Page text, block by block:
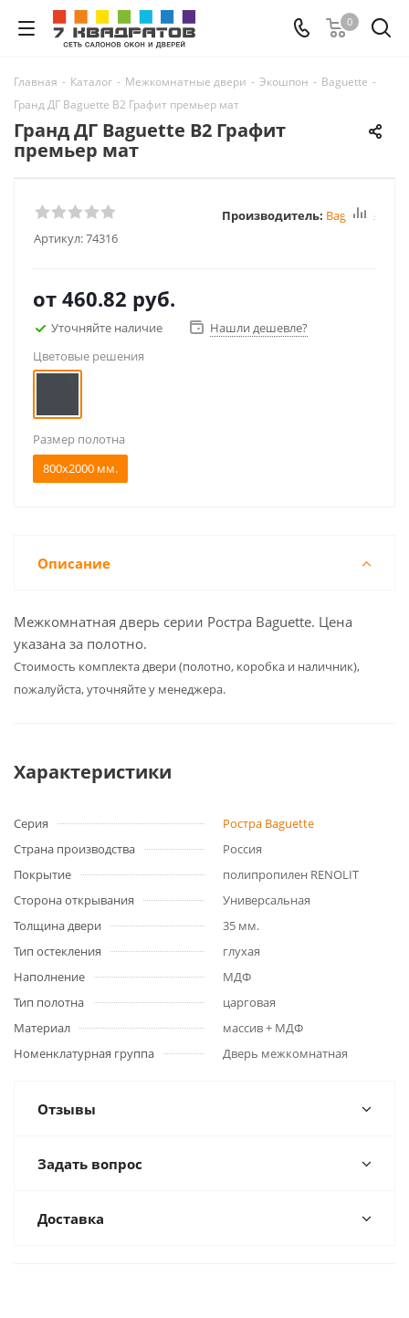
0
Главная - Каталог - Межкомнатные двери - Экошпон - Baguette -
Гранд ДГ Baguette B2 Графит премьер мат
Гранд ДГ Baguette B2 Графит
премьер мат
Артикул:74316
Производитель: Baguette
от 460.82 руб.
Уточняйте наличие
Нашли дешевле?
Цветовые решения
Размер полотна
800x2000 мм.
Описание
Межкомнатная дверь серии Ростра Baguette. Цена
указана за полотно.
Cтоимость комплекта двери (полотно, коробка и наличник),
пожалуйста, уточняйте у менеджера.
Характеристики
Серия
Ростра Baguette
Страна производства
Россия
Покрытие
полипропилен RENOLIT
Сторона открывания
Универсальная
Толщина двери
35 мм.
Тип остекления
глухая
Наполнение
МДФ
Тип полотна
царговая
Материал
массив + МДФ
Номенклатурная группа
Дверь межкомнатная
Отзывы
Задать вопрос
Доставка